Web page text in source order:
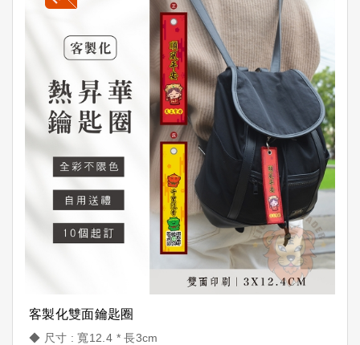
客製化雙面鑰匙圈
◆ 尺寸 : 寬12.4 * 長3cm